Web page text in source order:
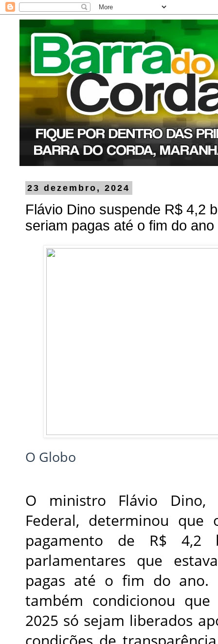
23 dezembro, 2024
Flávio Dino suspende R$ 4,2
seriam pagas até o fim do ano
O Globo
O ministro Flávio Dino,
Federal, determinou que
pagamento de R$ 4,2
parlamentares que
pagas até o fim do ano.
também condicionou
2025 só sejam liberados